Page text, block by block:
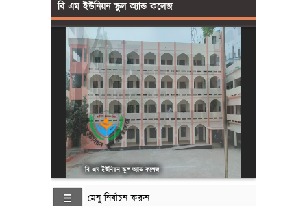
বি এম ইউনিয়ন স্কুল অ্যান্ড কলেজ
বি এম ইউনিয়ন স্কুল অ্যান্ড কলেজ
মেনু নির্বাচন করুন